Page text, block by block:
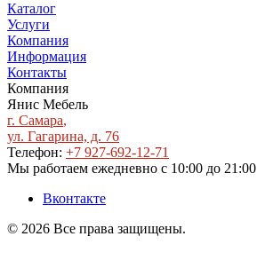
Каталог
Услуги
Компания
Информация
Контакты
Компания
Янис Мебель
г. Самара,
ул. Гагарина, д. 76
Телефон: +7 927-692-12-71
Мы работаем ежедневно с 10:00 до 21:00
Вконтакте
© 2026 Все права защищены.